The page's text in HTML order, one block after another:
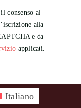
consenso al
alla
e da
applicati.
Italiano